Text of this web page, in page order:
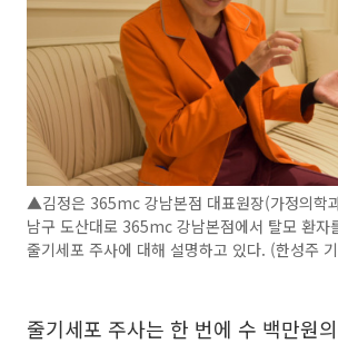
▲김정은 365mc 강남본점 대표원장(가정의학
남구 도산대로 365mc 강남본점에서 탈모 환자
줄기세포 주사에 대해 설명하고 있다. (한성주
줄기세포 주사는 한 번에 수 백만원